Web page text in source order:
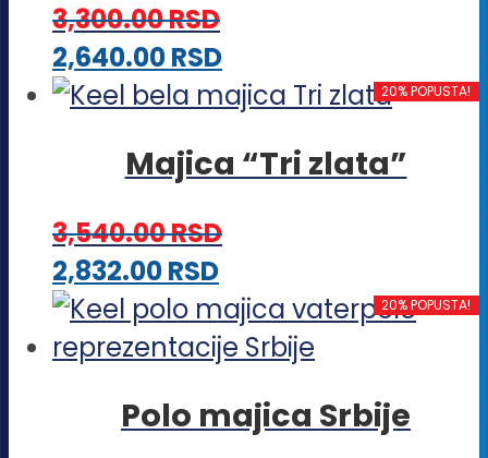
mogu
biti
izabrane
na
stranici
3,300.00RSD
2,640.00RSDOvaj
proizvod
više
Opcije
biti
izabrane
na
stranici
20% POPUSTA!
Majica “Tri zlata”
3,540.00RSD
2,832.00RSDOvaj
proizvod
ima
varijanti.
20% POPUSTA!
Polo majica Srbije